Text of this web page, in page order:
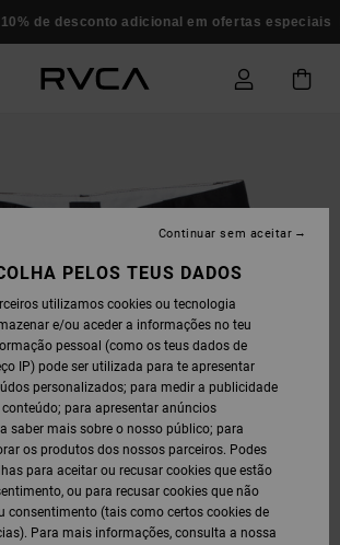
de desconto adicional em ofertas especiais
PELOS TEUS DADOS
utilizamos cookies ou tecnologia
e/ou aceder a informações no teu
pessoal (como os teus dados de
IP) pode ser utilizada para te apresentar
personalizados; para medir a publicidade
para apresentar anúncios
saber mais sobre o nosso público; para
os produtos dos nossos parceiros. Podes
para aceitar ou recusar cookies que estão
ou para recusar cookies que não
consentimento (tais como certos cookies de
Para mais informações, consulta a nossa
Continuar sem aceitar